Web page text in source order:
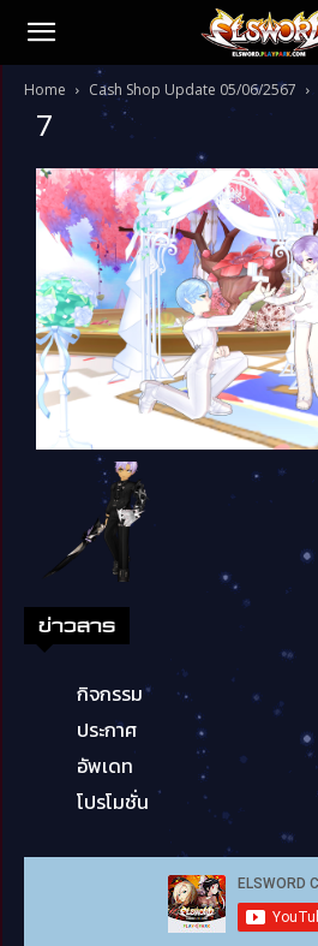
Home Cash Shop Update 05/06/2567
7
ข่าวสาร
กิจกรรม
ประกาศ
อัพเดท
โปรโมชั่น